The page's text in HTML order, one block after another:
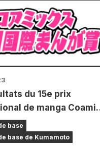
du 15e prix
de manga
été annoncés !
base
base de Kumamoto